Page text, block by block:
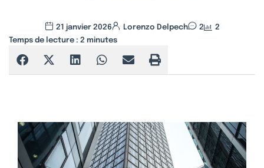
21 janvier 2026 Lorenzo Delpech 2
2
Temps de lecture : 2 minutes